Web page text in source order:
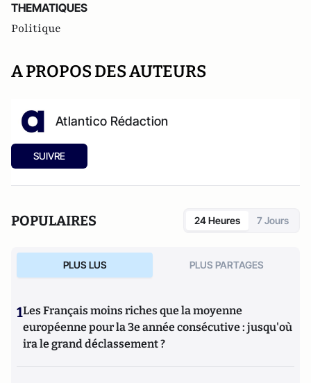
THEMATIQUES
Politique
A PROPOS DES AUTEURS
Atlantico Rédaction
SUIVRE
POPULAIRES 24 Heures 7 Jours
PLUS LUS PLUS PARTAGES
1Les Français moins riches que la moyenne
européenne pour la 3e année consécutive : jusqu'où
ira le grand déclassement ?